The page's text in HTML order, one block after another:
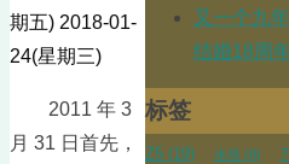
期五) 2018-01-
24(星期三)
2011 年 3
月 31 日首先，
又一个九
结婚18周年
标签
Z5 (19) 水培 (8)